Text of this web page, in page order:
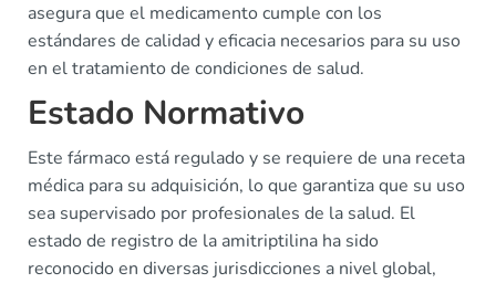
asegura que el medicamento cumple con los
estándares de calidad y eficacia necesarios para su uso
en el tratamiento de condiciones de salud.
Estado Normativo
Este fármaco está regulado y se requiere de una receta
médica para su adquisición, lo que garantiza que su uso
sea supervisado por profesionales de la salud. El
estado de registro de la amitriptilina ha sido
reconocido en diversas jurisdicciones a nivel global,